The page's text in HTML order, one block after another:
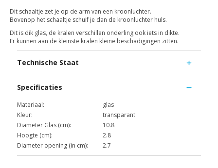
Dit schaaltje zet je op de arm van een kroonluchter.
Bovenop het schaaltje schuif je dan de kroonluchter huls.
Dit is dik glas, de kralen verschillen onderling ook iets in dikte.
Er kunnen aan de kleinste kralen kleine beschadigingen zitten.
Technische Staat
Specificaties
Materiaal:
glas
Kleur:
transparant
Diameter Glas (cm):
10.8
Hoogte (cm):
2.8
Diameter opening (in cm):
2.7